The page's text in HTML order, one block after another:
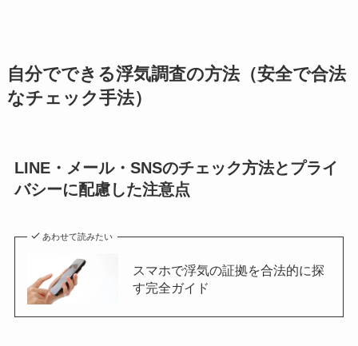
自分でできる浮気調査の方法（安全で合法
なチェック手法）
LINE・メール・SNSのチェック方法とプライ
バシーに配慮した注意点
あわせて読みたい
スマホで浮気の証拠を合法的に探
す完全ガイド